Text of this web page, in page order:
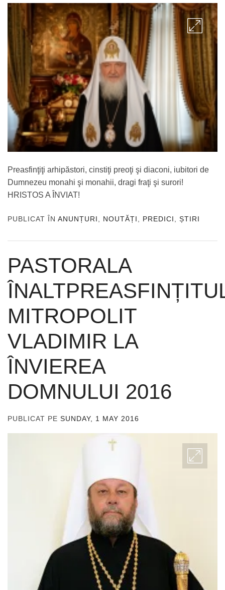
Preasfinţiţi arhipăstori, cinstiţi preoţi şi diaconi, iubitori de
Dumnezeu monahi şi monahii, dragi fraţi şi surori!
HRISTOS A ÎNVIAT!
PUBLICAT ÎN ANUNȚURI, NOUTĂȚI, PREDICI, ȘTIRI
PASTORALA
MITROPOLIT
VLADIMIR LA
ÎNVIEREA
DOMNULUI 2016
PUBLICAT PE SUNDAY, 1 MAY 2016